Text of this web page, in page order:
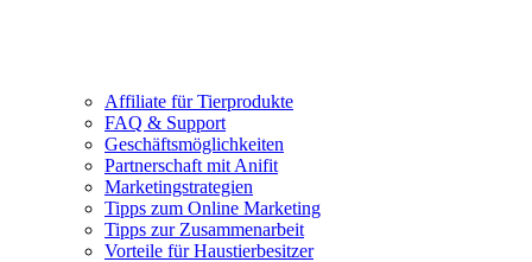
Affiliate für Tierprodukte
FAQ & Support
Geschäftsmöglichkeiten
Partnerschaft mit Anifit
Marketingstrategien
Tipps zum Online Marketing
Tipps zur Zusammenarbeit
Vorteile für Haustierbesitzer